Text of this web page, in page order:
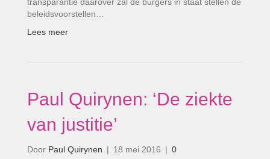
beleidsvoorstellen…
Lees meer
Paul Quirynen: ‘De ziekte
van justitie’
Door Paul Quirynen | 18 mei 2016 | 0